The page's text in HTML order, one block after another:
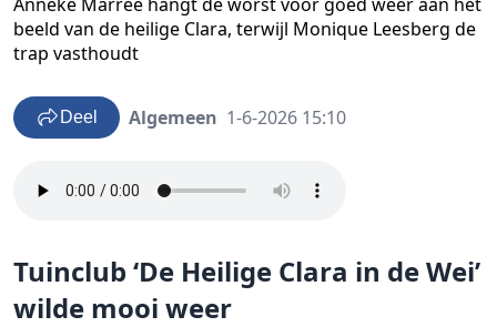
beeld van de heilige Clara, terwijl Monique Leesberg de
trap vasthoudt
Deel Algemeen 1-6-2026 15:10
Tuinclub ‘De Heilige Clara in de Wei’
wilde mooi weer